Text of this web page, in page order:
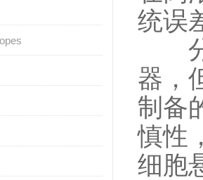
统误
分
器，
制备
慎性
细胞